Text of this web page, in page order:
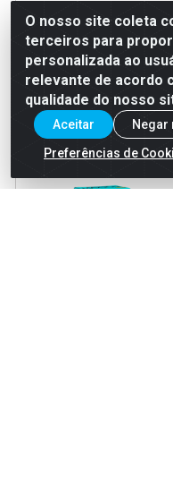
Faça seu login ou
cadastre-se para
ver preços e
O nosso site coleta
terceiros para
personalizada ao
relevante de acordo
qualidade do nosso
Aceitar
Negar
Preferências de